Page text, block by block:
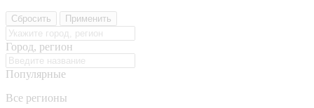
Сбросить Применить
Город, регион
Популярные
Все регионы